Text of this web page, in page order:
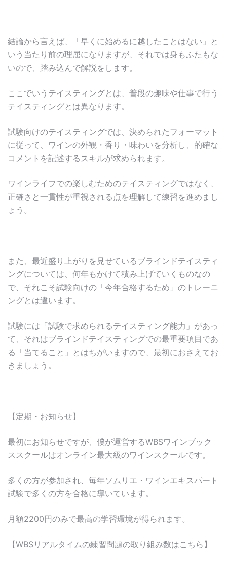
結論から言えば、「早くに始めるに越したことはない」と
いう当たり前の理屈になりますが、それでは身もふたもな
いので、踏み込んで解説をします。
ここでいうテイスティングとは、普段の趣味や仕事で行う
テイスティングとは異なります。
試験向けのテイスティングでは、決められたフォーマット
に従って、ワインの外観・香り・味わいを分析し、的確な
コメントを記述するスキルが求められます。
ワインライフでの楽しむためのテイスティングではなく、
正確さと一貫性が重視される点を理解して練習を進めまし
ょう。
また、最近盛り上がりを見せているブラインドテイスティ
ングについては、何年もかけて積み上げていくものなの
で、それこそ試験向けの「今年合格するため」のトレーニ
ングとは違います。
試験には「試験で求められるテイスティング能力」があっ
て、それはブラインドテイスティングでの最重要項目であ
る「当てること」とはちがいますので、最初におさえてお
きましょう。
【定期・お知らせ】
最初にお知らせですが、僕が運営するWBSワインブック
ススクールはオンライン最大級のワインスクールです。
多くの方が参加され、毎年ソムリエ・ワインエキスパート
試験で多くの方を合格に導いています。
月額2200円のみで最高の学習環境が得られます。
【WBSリアルタイムの練習問題の取り組み数はこちら】